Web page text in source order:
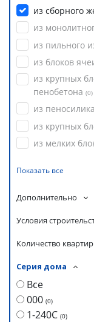
из сборного
из
из пильного
из блоков
из крупных
пенобетона (0)
из
из крупных
из мелких
Показать все
Дополнительно
Условия
Количество квартир
Серия дома
Все
000 (0)
1-240С (0)